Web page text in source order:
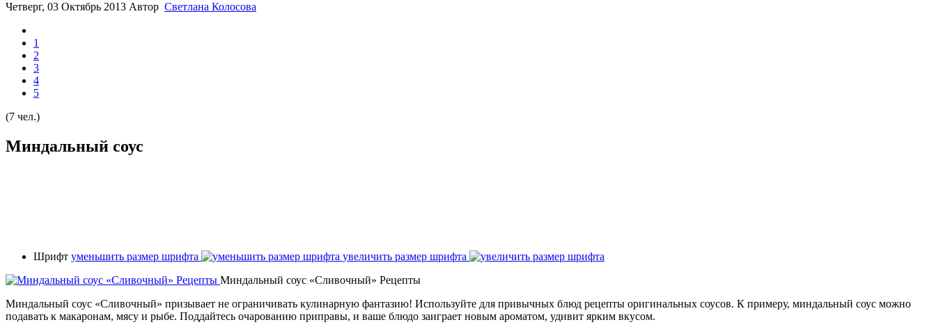
Четверг, 03 Октябрь 2013 Автор Светлана Колосова
1
2
3
4
5
(7 чел.)
Миндальный соус
Шрифт уменьшить размер шрифта
увеличить размер шрифта
Миндальный соус «Сливочный» Рецепты
Миндальный соус «Сливочный» призывает не ограничивать кулинарную фантазию! Используйте для привычных блюд рецепты оригинальных соусов. К примеру, миндальный соус можно
подавать к макаронам, мясу и рыбе. Поддайтесь очарованию приправы, и ваше блюдо заиграет новым ароматом, удивит ярким вкусом.